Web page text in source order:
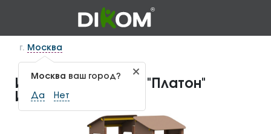
г. Москва
Москва ваш город?
Да Нет
Игровой комплекс "Платон"
ИКС-1.143